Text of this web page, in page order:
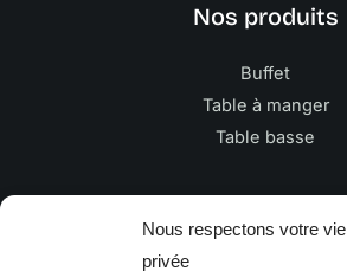
Nous respectons votre vie
privée
Nos produits
Buffet
Table à manger
Table basse
Newsletter